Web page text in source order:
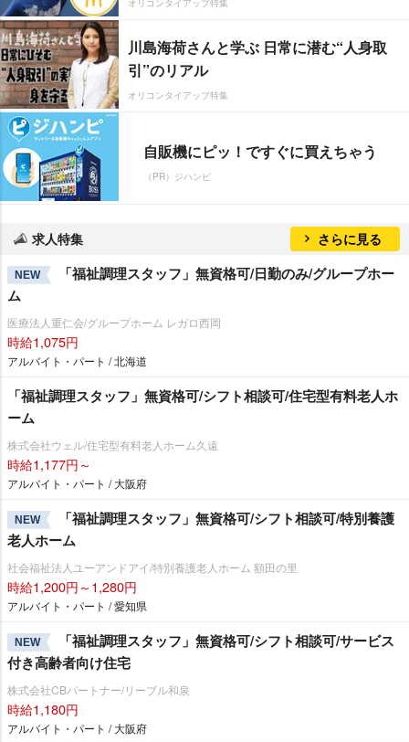
オリコンタイアップ特集
川島海荷さんと学ぶ 日常に潜む“人身取
引”のリアル
オリコンタイアップ特集
自販機にピッ！ですぐに買えちゃう
（PR）ジハンピ
求人特集 さらに見る
NEW
「福祉調理スタッフ」無資格可/日勤のみ/グループホー
ム
医療法人重仁会/グループホーム レガロ西岡
時給1,075円
アルバイト・パート / 北海道
「福祉調理スタッフ」無資格可/シフト相談可/住宅型有料老人ホ
ーム
株式会社ウェル/住宅型有料老人ホーム久遠
時給1,177円～
アルバイト・パート / 大阪府
NEW
「福祉調理スタッフ」無資格可/シフト相談可/特別養護
老人ホーム
社会福祉法人ユーアンドアイ/特別養護老人ホーム 額田の里
時給1,200円～1,280円
アルバイト・パート / 愛知県
NEW
「福祉調理スタッフ」無資格可/シフト相談可/サービス
付き高齢者向け住宅
株式会社CBパートナー/リーブル和泉
時給1,180円
アルバイト・パート / 大阪府